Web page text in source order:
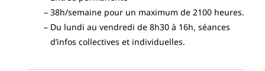
38h/semaine pour un maximum de 2100 heures.
Du lundi au vendredi de 8h30 à 16h, séances
d’infos collectives et individuelles.